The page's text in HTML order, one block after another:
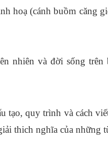
hoạ (cánh buồm căng
nhiên và đời sống
tạo, quy trình và cách
thich nghĩa của những